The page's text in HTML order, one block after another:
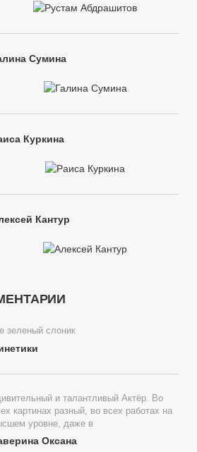
Сумина
Куркина
Кантур
зеленый слоник
и талантливый Актёр. Во
картинах разный, во всех работах на
уровне, даже в
Оксана